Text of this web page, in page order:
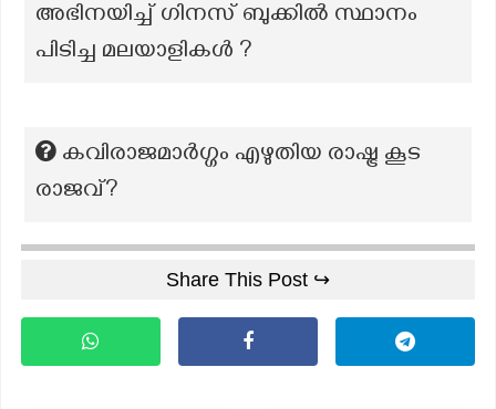
അഭിനയിച്ച് ഗിനസ് ബുക്കിൽ സ്ഥാനം
പിടിച്ച മലയാളികൾ ?
കവിരാജമാർഗ്ഗം എഴുതിയ രാഷ്ട്ര കൂട
രാജവ്?
Share This Post ↪